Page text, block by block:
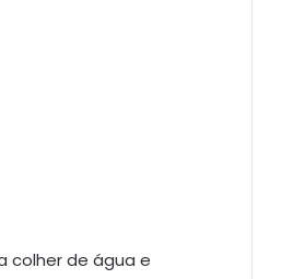
colher de água e